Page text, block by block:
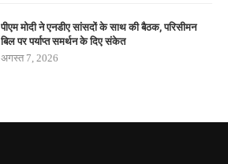
पीएम मोदी ने एनडीए सांसदों के साथ की बैठक, परिसीमन
बिल पर पर्याप्त समर्थन के दिए संकेत
अगस्त 7, 2026